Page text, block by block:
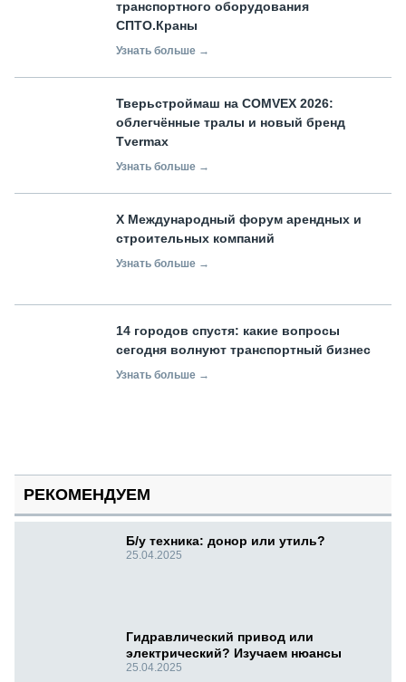
транспортного оборудования
СПТО.Краны
Узнать больше →
Тверьстроймаш на COMVEX 2026:
облегчённые тралы и новый бренд
Tvermax
Узнать больше →
X Международный форум арендных и
строительных компаний
Узнать больше →
14 городов спустя: какие вопросы
сегодня волнуют транспортный бизнес
Узнать больше →
РЕКОМЕНДУЕМ
Б/у техника: донор или утиль?
25.04.2025
Гидравлический привод или
электрический? Изучаем нюансы
25.04.2025